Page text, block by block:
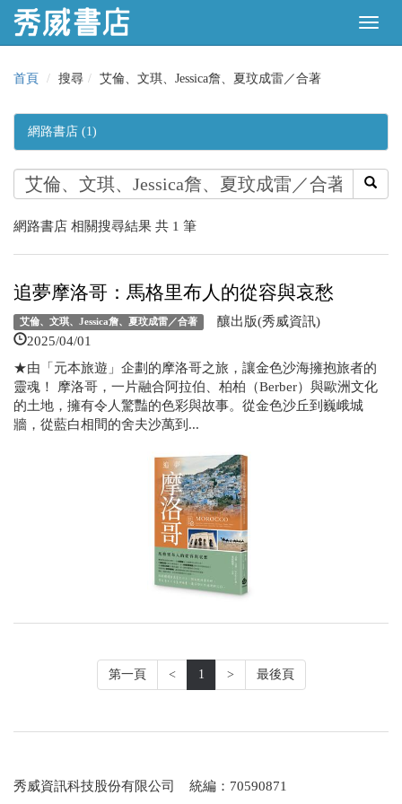
首頁 搜尋 艾倫、文琪、Jessica詹、夏玟成雷／合著
網路書店 (1)
網路書店 相關搜尋結果 共 1 筆
追夢摩洛哥：馬格里布人的從容與哀愁
艾倫、文琪、Jessica詹、夏玟成雷／合著 釀出版(秀威資訊)
2025/04/01
★由「元本旅遊」企劃的摩洛哥之旅，讓金色沙海擁抱旅者的
靈魂！ 摩洛哥，一片融合阿拉伯、柏柏（Berber）與歐洲文化
的土地，擁有令人驚豔的色彩與故事。從金色沙丘到巍峨城
牆，從藍白相間的舍夫沙萬到...
第一頁 < 1 > 最後頁
秀威資訊科技股份有限公司 統編：70590871